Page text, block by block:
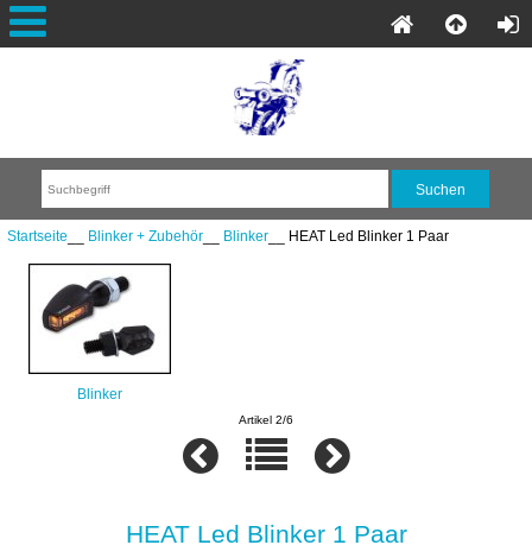
Startseite Blinker + Zubehör__ Blinker__ HEAT Led Blinker 1 Paar
Blinker
Artikel 2/6
HEAT Led Blinker 1 Paar